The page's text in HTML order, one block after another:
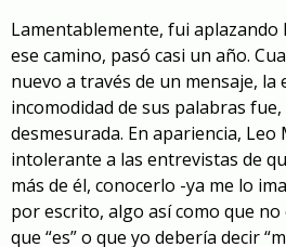
Lamentablemente, fui aplazando
ese camino, pasó casi un año. C
nuevo a través de un mensaje, la
incomodidad de sus palabras fue
desmesurada. En apariencia, Leo
intolerante a las entrevistas de
más de él, conocerlo -ya me lo
por escrito, algo así como que no
que “es” o que yo debería decir